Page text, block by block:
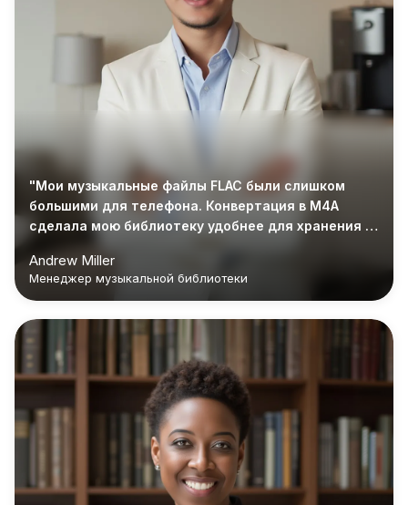
"Мои музыкальные файлы FLAC были слишком
большими для телефона. Конвертация в M4A
сделала мою библиотеку удобнее для хранения и
Andrew Miller
Менеджер музыкальной библиотеки